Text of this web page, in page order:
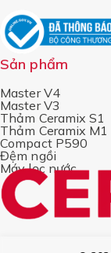
Sản phẩm
Master V4
Master V3
Thảm Ceramix S1
Thảm Ceramix M1
Compact P590
Đệm ngồi
Máy lọc nước